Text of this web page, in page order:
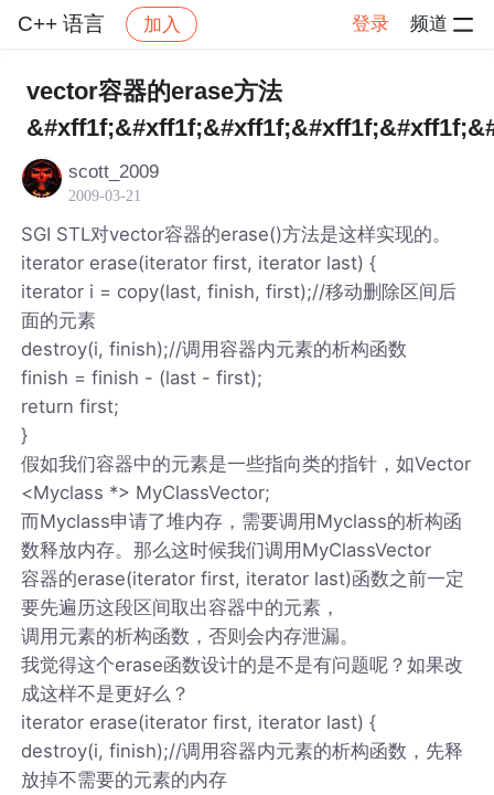
C++ 语言 加入 登录 频道
C++ 语言 帖子详情
vector容器的erase方法
scott_2009
2009-03-21
SGI STL对vector容器的erase()方法是这样实现的。
iterator erase(iterator first, iterator last) {
iterator i = copy(last, finish, first);//移动删除区间后
面的元素
destroy(i, finish);//调用容器内元素的析构函数
finish = finish - (last - first);
return first;
}
假如我们容器中的元素是一些指向类的指针，如Vector
<Myclass *> MyClassVector;
而Myclass申请了堆内存，需要调用Myclass的析构函
数释放内存。那么这时候我们调用MyClassVector
容器的erase(iterator first, iterator last)函数之前一定
要先遍历这段区间取出容器中的元素，
调用元素的析构函数，否则会内存泄漏。
我觉得这个erase函数设计的是不是有问题呢？如果改
成这样不是更好么？
iterator erase(iterator first, iterator last) {
destroy(i, finish);//调用容器内元素的析构函数，先释
放掉不需要的元素的内存